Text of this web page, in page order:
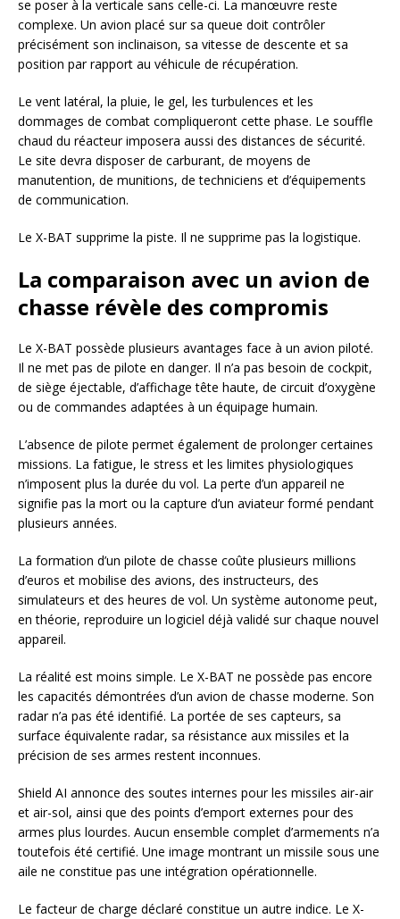
se poser à la verticale sans celle-ci. La manœuvre reste
complexe. Un avion placé sur sa queue doit contrôler
précisément son inclinaison, sa vitesse de descente et sa
position par rapport au véhicule de récupération.
Le vent latéral, la pluie, le gel, les turbulences et les
dommages de combat compliqueront cette phase. Le souffle
chaud du réacteur imposera aussi des distances de sécurité.
Le site devra disposer de carburant, de moyens de
manutention, de munitions, de techniciens et d’équipements
de communication.
Le X-BAT supprime la piste. Il ne supprime pas la logistique.
La comparaison avec un avion de
chasse révèle des compromis
Le X-BAT possède plusieurs avantages face à un avion piloté.
Il ne met pas de pilote en danger. Il n’a pas besoin de cockpit,
de siège éjectable, d’affichage tête haute, de circuit d’oxygène
ou de commandes adaptées à un équipage humain.
L’absence de pilote permet également de prolonger certaines
missions. La fatigue, le stress et les limites physiologiques
n’imposent plus la durée du vol. La perte d’un appareil ne
signifie pas la mort ou la capture d’un aviateur formé pendant
plusieurs années.
La formation d’un pilote de chasse coûte plusieurs millions
d’euros et mobilise des avions, des instructeurs, des
simulateurs et des heures de vol. Un système autonome peut,
en théorie, reproduire un logiciel déjà validé sur chaque nouvel
appareil.
La réalité est moins simple. Le X-BAT ne possède pas encore
les capacités démontrées d’un avion de chasse moderne. Son
radar n’a pas été identifié. La portée de ses capteurs, sa
surface équivalente radar, sa résistance aux missiles et la
précision de ses armes restent inconnues.
Shield AI annonce des soutes internes pour les missiles air-air
et air-sol, ainsi que des points d’emport externes pour des
armes plus lourdes. Aucun ensemble complet d’armements n’a
toutefois été certifié. Une image montrant un missile sous une
aile ne constitue pas une intégration opérationnelle.
Le facteur de charge déclaré constitue un autre indice. Le X-